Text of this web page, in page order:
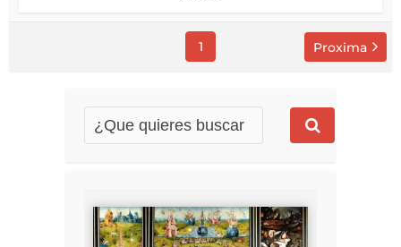
1 Proxima